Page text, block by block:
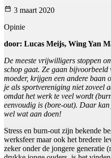
3 maart 2020
Opinie
door: Lucas Meijs, Wing Yan
De meeste vrijwilligers stoppen
schop gaat. Ze gaan
moeder, krijgen een andere baan
je als sportvereniging niet zoveel
omdat het werk te veel wordt
eenvoudig is (bore-out). Daar
wel wat aan doen!
Stress en burn-out zijn bekende
werksfeer maar ook het bredere
zeker onder de jongere generatie